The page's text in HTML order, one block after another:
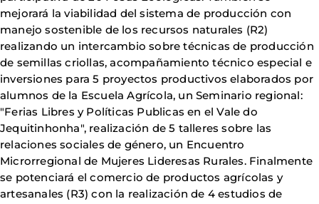
mejorará la viabilidad del sistema de producción con
manejo sostenible de los recursos naturales (R2)
realizando un intercambio sobre técnicas de producción
de semillas criollas, acompañamiento técnico especial e
inversiones para 5 proyectos productivos elaborados por
alumnos de la Escuela Agrícola, un Seminario regional:
"Ferias Libres y Políticas Publicas en el Vale do
Jequitinhonha", realización de 5 talleres sobre las
relaciones sociales de género, un Encuentro
Microrregional de Mujeres Lideresas Rurales. Finalmente
se potenciará el comercio de productos agrícolas y
artesanales (R3) con la realización de 4 estudios de